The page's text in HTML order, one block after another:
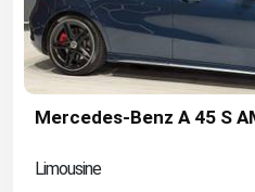
Mercedes-Benz A 45 S
Limousine